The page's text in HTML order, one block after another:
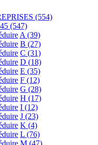
(554)
45 (547)
A (39)
B (27)
C (31)
D (18)
E (35)
F (12)
G (28)
H (17)
I (12)
J (23)
K (4)
L (76)
M (47)